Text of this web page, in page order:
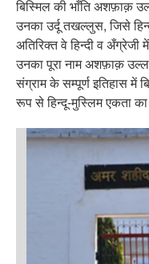
बिस्मिल की भाँति अशफ़ाक़
उनका उर्दू तखल्लुस, जिसे
अतिरिक्त वे हिन्दी व
उनका पूरा नाम अशफ़ाक़
संग्राम के सम्पूर्ण इतिहास में
रूप से हिन्दू-मुस्लिम एकता